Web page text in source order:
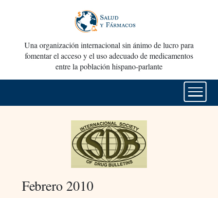
Una organización internacional sin ánimo de lucro para
fomentar el acceso y el uso adecuado de medicamentos
entre la población hispano-parlante
Febrero 2010